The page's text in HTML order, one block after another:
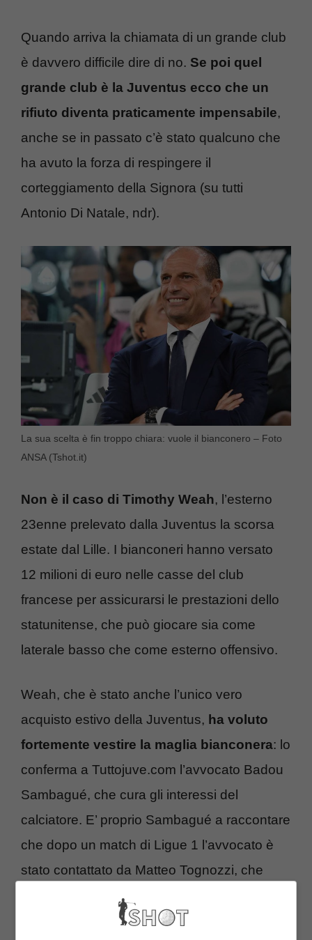
Quando arriva la chiamata di un grande club
è davvero difficile dire di no. Se poi quel
grande club è la Juventus ecco che un
rifiuto diventa praticamente impensabile,
anche se in passato c’è stato qualcuno che
ha avuto la forza di respingere il
corteggiamento della Signora (su tutti
Antonio Di Natale, ndr).
La sua scelta è fin troppo chiara: vuole il bianconero – Foto
ANSA (Tshot.it)
Non è il caso di Timothy Weah, l’esterno
23enne prelevato dalla Juventus la scorsa
estate dal Lille. I bianconeri hanno versato
12 milioni di euro nelle casse del club
francese per assicurarsi le prestazioni dello
statunitense, che può giocare sia come
laterale basso che come esterno offensivo.
Weah, che è stato anche l’unico vero
acquisto estivo della Juventus, ha voluto
fortemente vestire la maglia bianconera: lo
conferma a Tuttojuve.com l’avvocato Badou
Sambagué, che cura gli interessi del
calciatore. E’ proprio Sambagué a raccontare
che dopo un match di Ligue 1 l’avvocato è
stato contattato da Matteo Tognozzi, che
aveva gradito la prova del figlio del grande